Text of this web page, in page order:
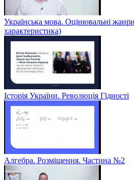
Українська мова. Оцінювальні
характеристика)
Історія України. Революція Гідності
Алгебра. Розміщення. Частина №2